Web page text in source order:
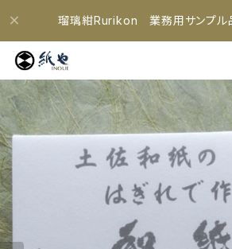
瑠璃紺Rurikon 業務用サンプル